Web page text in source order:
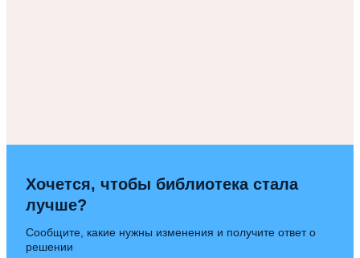
Хочется, чтобы библиотека стала
лучше?
Сообщите, какие нужны изменения и получите ответ о
решении